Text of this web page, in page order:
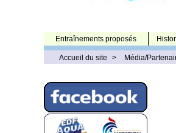
Entraînements proposés
Accueil du site > Média/